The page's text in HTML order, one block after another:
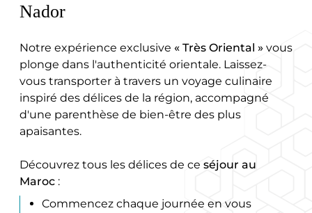
Nador
Notre expérience exclusive « Très Oriental » vous
plonge dans l'authenticité orientale. Laissez-
vous transporter à travers un voyage culinaire
inspiré des délices de la région, accompagné
d'une parenthèse de bien-être des plus
apaisantes.
Découvrez tous les délices de ce séjour au
Maroc :
Commencez chaque journée en vous